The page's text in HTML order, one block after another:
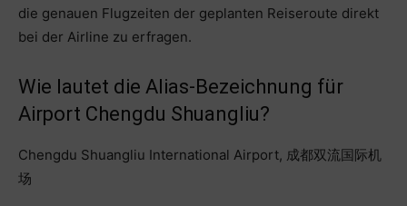
die genauen Flugzeiten der geplanten Reiseroute direkt
bei der Airline zu erfragen.
Wie lautet die Alias-Bezeichnung für
Airport Chengdu Shuangliu?
Chengdu Shuangliu International Airport, 成都双流国际机
场